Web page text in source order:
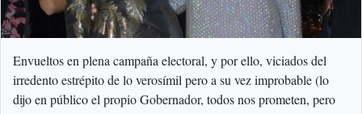
Envueltos en plena campaña electoral, y por ello, viciados del
irredento estrépito de lo verosímil pero a su vez improbable (lo
dijo en público el propio Gobernador, todos nos prometen, pero